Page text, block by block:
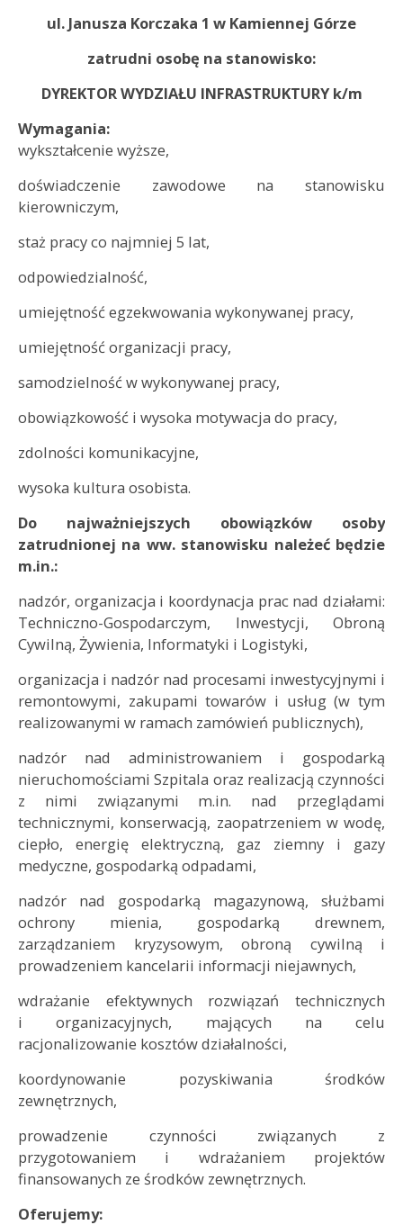
ul. Janusza Korczaka 1 w Kamiennej Górze
zatrudni osobę na stanowisko:
DYREKTOR WYDZIAŁU INFRASTRUKTURY k/m
Wymagania:
wykształcenie wyższe,
doświadczenie zawodowe na stanowisku
kierowniczym,
staż pracy co najmniej 5 lat,
odpowiedzialność,
umiejętność egzekwowania wykonywanej pracy,
umiejętność organizacji pracy,
samodzielność w wykonywanej pracy,
obowiązkowość i wysoka motywacja do pracy,
zdolności komunikacyjne,
wysoka kultura osobista.
Do najważniejszych obowiązków osoby
zatrudnionej na ww. stanowisku należeć będzie
m.in.:
nadzór, organizacja i koordynacja prac nad działami:
Techniczno-Gospodarczym, Inwestycji, Obroną
Cywilną, Żywienia, Informatyki i Logistyki,
organizacja i nadzór nad procesami inwestycyjnymi i
remontowymi, zakupami towarów i usług (w tym
realizowanymi w ramach zamówień publicznych),
nadzór nad administrowaniem i gospodarką
nieruchomościami Szpitala oraz realizacją czynności
z nimi związanymi m.in. nad przeglądami
technicznymi, konserwacją, zaopatrzeniem w wodę,
ciepło, energię elektryczną, gaz ziemny i gazy
medyczne, gospodarką odpadami,
nadzór nad gospodarką magazynową, służbami
ochrony mienia, gospodarką drewnem,
zarządzaniem kryzysowym, obroną cywilną i
prowadzeniem kancelarii informacji niejawnych,
wdrażanie efektywnych rozwiązań technicznych
i organizacyjnych, mających na celu
racjonalizowanie kosztów działalności,
koordynowanie pozyskiwania środków
zewnętrznych,
prowadzenie czynności związanych z
przygotowaniem i wdrażaniem projektów
finansowanych ze środków zewnętrznych.
Oferujemy: